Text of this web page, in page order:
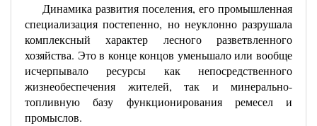
Динамика развития поселения, его промышленная
специализация постепенно, но неуклонно разрушала
комплексный характер лесного разветвленного
хозяйства. Это в конце концов уменьшало или вообще
исчерпывало ресурсы как непосредственного
жизнеобеспечения жителей, так и минерально-
топливную базу функционирования ремесел и
промыслов.